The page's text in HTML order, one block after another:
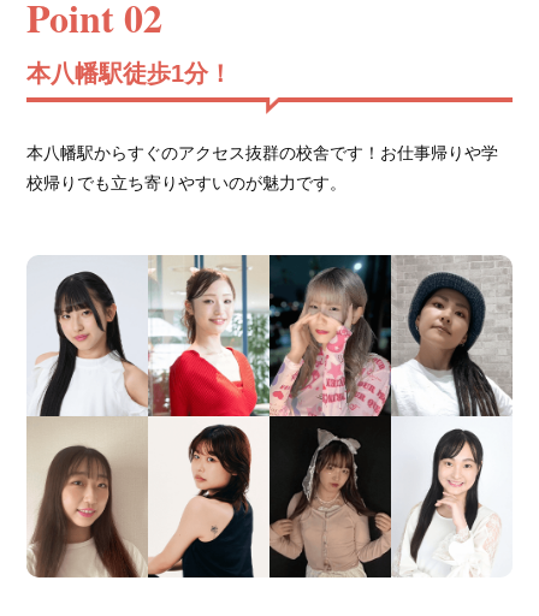
Point 02
本八幡駅徒歩1分！
本八幡駅からすぐのアクセス抜群の校舎です！お仕事帰りや学
校帰りでも立ち寄りやすいのが魅力です。